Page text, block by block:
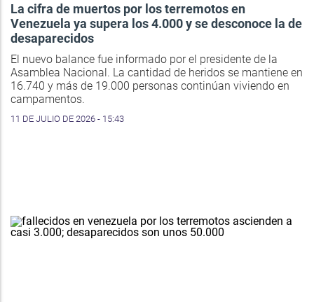
La cifra de muertos por los terremotos en
Venezuela ya supera los 4.000 y se desconoce la de
desaparecidos
El nuevo balance fue informado por el presidente de la
Asamblea Nacional. La cantidad de heridos se mantiene en
16.740 y más de 19.000 personas continúan viviendo en
campamentos.
11 DE JULIO DE 2026 - 15:43